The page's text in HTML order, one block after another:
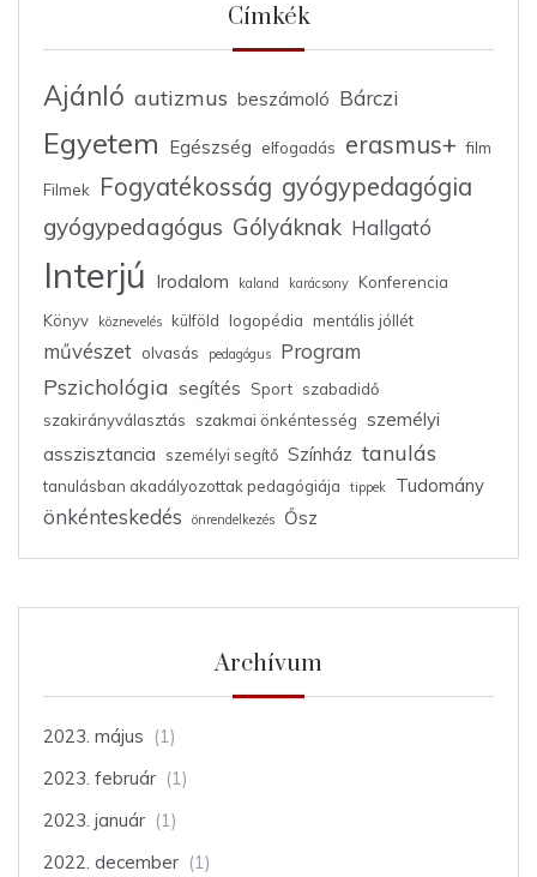
Címkék
Ajánló autizmus beszámoló Bárczi
Egyetem Egészség elfogadás erasmus+ film
Filmek Fogyatékosság gyógypedagógia
gyógypedagógus Gólyáknak Hallgató
Interjú Irodalom kaland karácsony
Konferencia
Könyv
köznevelés külföld logopédia mentális jóllét
művészet olvasás pedagógus Program
Pszichológia segítés Sport szabadidő
szakirányválasztás
szakmai önkéntesség személyi
asszisztancia
személyi segítő Színház tanulás
tanulásban akadályozottak pedagógiája tippek Tudomány
önkénteskedés önrendelkezés Ősz
Archívum
2023. május (1)
2023. február (1)
2023. január (1)
2022. december (1)